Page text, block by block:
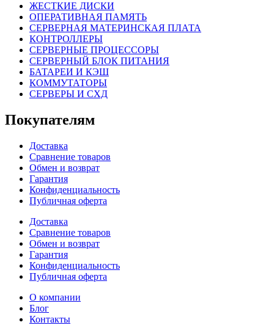
ЖЕСТКИЕ ДИСКИ
ОПЕРАТИВНАЯ ПАМЯТЬ
СЕРВЕРНАЯ МАТЕРИНСКАЯ ПЛАТА
КОНТРОЛЛЕРЫ
СЕРВЕРНЫЕ ПРОЦЕССОРЫ
СЕРВЕРНЫЙ БЛОК ПИТАНИЯ
БАТАРЕИ И КЭШ
КОММУТАТОРЫ
СЕРВЕРЫ И СХД
Покупателям
Доставка
Сравнение товаров
Обмен и возврат
Гарантия
Конфиденциальность
Публичная оферта
Доставка
Сравнение товаров
Обмен и возврат
Гарантия
Конфиденциальность
Публичная оферта
О компании
Блог
Контакты